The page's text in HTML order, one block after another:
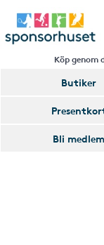
Köp genom
Butiker
Bli medlem